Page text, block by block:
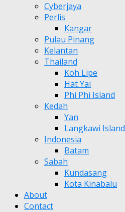
Cyberjaya
Perlis
Kangar
Pulau Pinang
Kelantan
Thailand
Koh Lipe
Hat Yai
Phi Phi Island
Kedah
Yan
Langkawi Island
Indonesia
Batam
Sabah
Kundasang
Kota Kinabalu
About
Contact